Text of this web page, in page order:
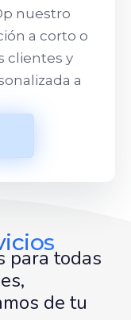
nuestro
a corto o
clientes y
a
para todas
de tu